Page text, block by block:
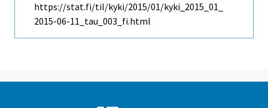
https://stat.fi/til/kyki/2015/01/kyki_2015_01_
2015-06-11_tau_003_fi.html